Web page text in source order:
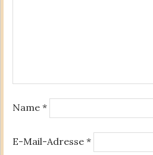
Name *
E-Mail-Adresse *